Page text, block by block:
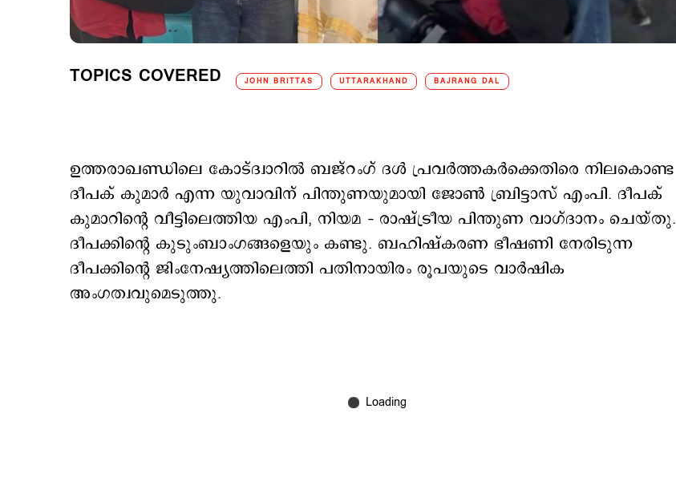
TOPICS COVERED JOHN BRITTAS UTTARAKHAND BAJRANG DAL
ഉത്തരാഖണ്ഡിലെ കോട്ദ്വാറില്‍ ബജ്റംഗ് ദള്‍ പ്രവര്‍ത്തകര്‍ക്കെതിരെ നിലകൊണ്ട
ദീപക് കുമാര്‍ എന്ന യുവാവിന് പിന്തുണയുമായി ജോണ്‍ ബ്രിട്ടാസ് എംപി. ദീപക്
കുമാറിന്‍റെ വീട്ടിലെത്തിയ എംപി, നിയമ – രാഷ്ട്രീയ പിന്തുണ വാഗ്ദാനം ചെയ്തു.
ദീപക്കിന്‍റെ കുടുംബാംഗങ്ങളെയും കണ്ടു. ബഹിഷ്കരണ ഭീഷണി നേരിടുന്ന
ദീപക്കിന്‍റെ ജിംനേഷ്യത്തിലെത്തി പതിനായിരം രൂപയുടെ വാര്‍ഷിക
അംഗത്വവുമെടുത്തു.